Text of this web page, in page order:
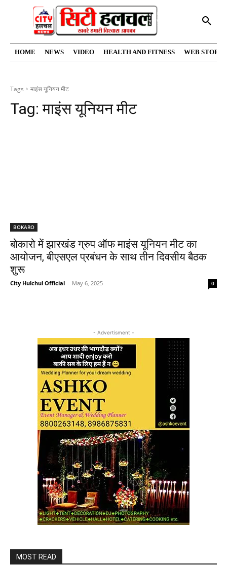
HOME NEWS VIDEO HEALTH AND FITNESS WEB
Tags माइंस यूनियन मीट
Tag:माइंस यूनियन मीट
BOKARO
बोकारो में झारखंड ग्रुप ऑफ माइंस यूनियन मीट का
आयोजन, बीएसएल प्रबंधन के साथ तीन दिवसीय बैठक
शुरू
City Hulchul Official - May 6, 2025 0
- Advertisment -
MOST READ